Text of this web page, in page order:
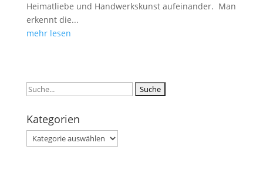
Heimatliebe und Handwerkskunst aufeinander. Man
erkennt die...
mehr lesen
Suchen
Kategorien
Kategorien